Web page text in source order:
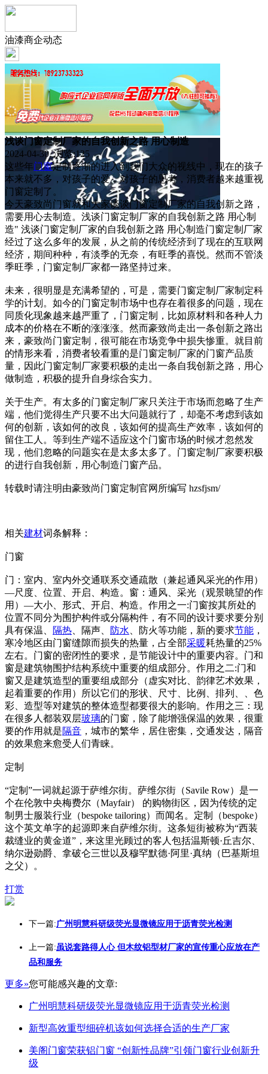
油漆商企动态
浅谈门窗定制厂家的自我创新之路 用心制造
2024-04-30 浏览:125
这些年门窗定制逐渐的进入到我们大众的视线中，现在的孩子
本来就不多，对孩子的爱，对孩子的思考，消费者越来越重视
门窗定制了。
今天豪致尚门窗就和大家谈谈门窗定制厂家的自我创新之路，
需要用心去制造。浅谈门窗定制厂家的自我创新之路 用心制
造" 浅谈门窗定制厂家的自我创新之路 用心制造门窗定制厂家
经过了这么多年的发展，从之前的传统经济到了现在的互联网
经济，期间种种，有淡季的无奈，有旺季的喜悦。然而不管淡
季旺季，门窗定制厂家都一路坚持过来。
未来，很明显是充满希望的，可是，需要门窗定制厂家制定科
学的计划。如今的门窗定制市场中也存在着很多的问题，现在
同质化现象越来越严重了，门窗定制，比如原材料和各种人力
成本的价格在不断的涨涨涨。然而豪致尚走出一条创新之路出
来，豪致尚门窗定制，很可能在市场竞争中损失惨重。就目前
的情形来看，消费者较看重的是门窗定制厂家的门窗产品质
量，因此门窗定制厂家要积极的走出一条自我创新之路，用心
做制造，积极的提升自身综合实力。
关于生产。有太多的门窗定制厂家只关注于市场而忽略了生产
端，他们觉得生产只要不出大问题就行了，却毫不考虑到该如
何的创新，该如何的改良，该如何的提高生产效率，该如何的
留住工人。等到生产端不适应这个门窗市场的时候才忽然发
现，他们忽略的问题实在是太多太多了。门窗定制厂家要积极
的进行自我创新，用心制造门窗产品。
转载时请注明由豪致尚门窗定制官网所编写 hzsfjsm/
相关建材词条解释：
门窗
门：室内、室内外交通联系交通疏散（兼起通风采光的作用）
—尺度、位置、开启、构造。窗：通风、采光（观景眺望的作
用）—大小、形式、开启、构造。作用之一:门窗按其所处的
位置不同分为围护构件或分隔构件，有不同的设计要求要分别
具有保温、
隔热 、隔声、 防水 、防火等功能，新的要求节能 ，
寒冷地区由门窗缝隙而损失的热量，占全部采暖耗热量的25%
左右。门窗的密闭性的要求，是节能设计中的重要内容。门和
窗是建筑物围护结构系统中重要的组成部分。作用之二:门和
窗又是建筑造型的重要组成部分（虚实对比、韵律艺术效果，
起着重要的作用）所以它们的形状、尺寸、比例、排列、、色
彩、造型等对建筑的整体造型都要很大的影响。作用之三：现
在很多人都装双层玻璃的门窗，除了能增强保温的效果，很重
要的作用就是隔音 ，城市的繁华，居住密集，交通发达，隔音
的效果愈来愈受人们青睐。
定制
“定制”一词就起源于萨维尔街。萨维尔街（Savile Row）是一
个在伦敦中央梅费尔（Mayfair） 的购物街区，因为传统的定
制男士服装行业（bespoke tailoring）而闻名。定制（bespoke）
这个英文单字的起源即来自萨维尔街。这条短街被称为“西装
裁缝业的黄金道”，来这里光顾过的客人包括温斯顿·丘吉尔、
纳尔逊勋爵、拿破仑三世以及穆罕默德·阿里·真纳（巴基斯坦
之父）。
打赏
下一篇:广州明慧科研级荧光显微镜应用于沥青荧光检测
上一篇:虽说套路得人心 但木纹铝型材厂家的宣传重心应放在产
品和服务
更多»您可能感兴趣的文章:
广州明慧科研级荧光显微镜应用于沥青荧光检测
新型高效重型细碎机该如何选择合适的生产厂家
美阁门窗荣获铝门窗 “创新性品牌”引领门窗行业创新升
级